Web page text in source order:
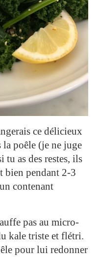
ce délicieux
poêle (je ne juge
tu as des restes, ils
bien pendant 2-3
contenant
pas au micro-
kale triste et flétri.
pour lui redonner